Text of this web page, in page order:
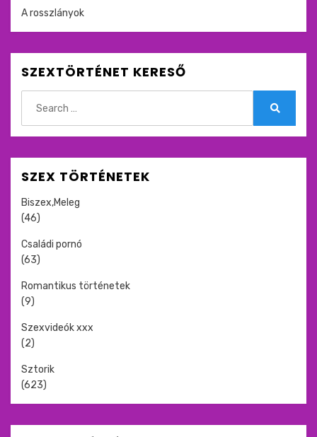
A rosszlányok
SZEXTÖRTÉNET KERESŐ
for:
SZEX TÖRTÉNETEK
Biszex,Meleg
(46)
Családi pornó
(63)
Romantikus történetek
(9)
Szexvideók xxx
(2)
Sztorik
(623)